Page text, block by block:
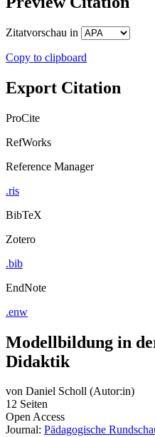
Zitatvorschau in
Copy to clipboard
Export Citation
ProCite
RefWorks
Reference Manager
.ris
BibTeX
Zotero
.bib
EndNote
.enw
Modellbildung in
Didaktik
von Daniel Scholl (Autor:in)
12 Seiten
Open Access
Journal: Pädagogische